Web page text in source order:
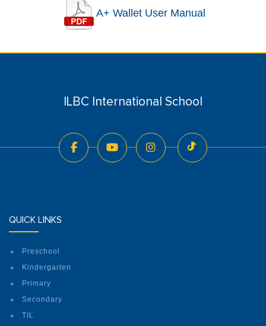
A+ Wallet User Manual
ILBC International School
QUICK LINKS
Preschool
Kindergarten
Primary
Secondary
TIL